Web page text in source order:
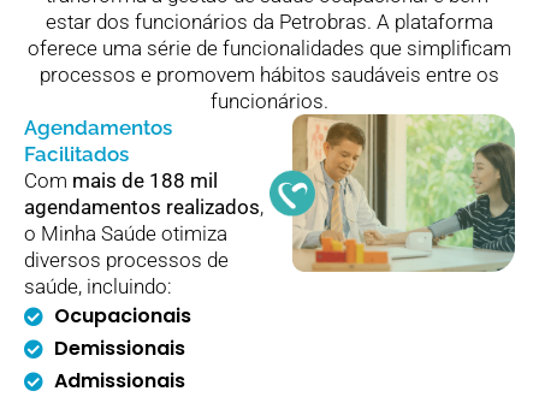
estar dos funcionários da Petrobras. A plataforma
oferece uma série de funcionalidades que simplificam
processos e promovem hábitos saudáveis entre os
funcionários.
Agendamentos
Facilitados
Com mais de 188 mil
agendamentos realizados,
o Minha Saúde otimiza
diversos processos de
saúde, incluindo:
Ocupacionais
Demissionais
Admissionais